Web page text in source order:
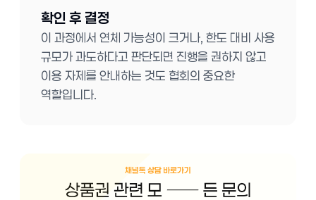
확인 후 결정
이 과정에서 연체 가능성이 크거나, 한도 대비 사용
규모가 과도하다고 판단되면 진행을 권하지 않고
이용 자제를 안내하는 것도 협회의 중요한
역할입니다.